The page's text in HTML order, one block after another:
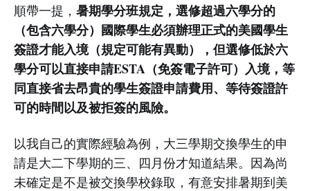
順帶一提， 暑期學分班規定，選修超過六學分的
（包含六學分）國際學生必須辦理正式的美國學生
簽證才能入境（規定可能有異動），但選修低於六
學分可以直接申請ESTA（免簽電子許可）入境，等
同直接省去昂貴的學生簽證申請費用、等待簽證許
可的時間以及被拒簽的風險。
以我自己的實際經驗為例，大三學期交換學生的申
請是大二下學期的三、四月份才知道結果。因為尚
未確定是不是被交換學校錄取，有意安排暑期到美